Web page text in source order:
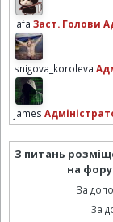
lafa Заст. Голови
snigova_koroleva
james
З питань
на
За
За